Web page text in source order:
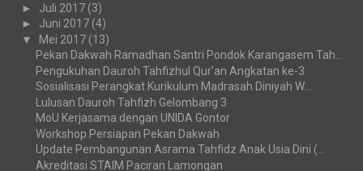
► Juli 2017 (3)
► Juni 2017 (4)
▼ Mei 2017 (13)
Pekan Dakwah Ramadhan Santri Pondok Karangasem Tah...
Pengukuhan Dauroh Tahfizhul Qur'an Angkatan ke-3
Sosialisasi Perangkat Kurikulum Madrasah Diniyah W...
Lulusan Dauroh Tahfizh Gelombang 3
MoU Kerjasama dengan UNIDA Gontor
Workshop Persiapan Pekan Dakwah
Update Pembangunan Asrama Tahfidz Anak Usia Dini (...
Akreditasi STAIM Paciran Lamongan